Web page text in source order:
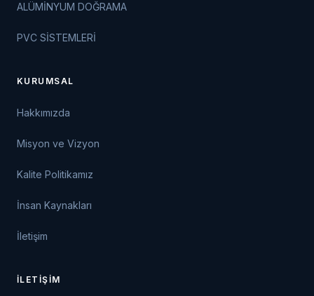
ALÜMİNYUM DOĞRAMA
PVC SİSTEMLERİ
KURUMSAL
Hakkımızda
Misyon ve Vizyon
Kalite Politikamız
İnsan Kaynakları
İletişim
İLETIŞIM